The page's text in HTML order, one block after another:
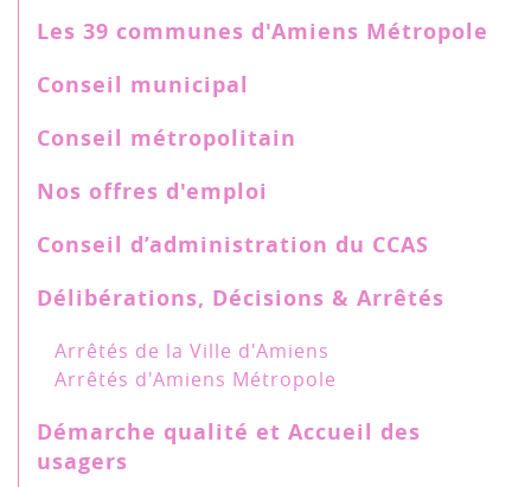
Les 39 communes d'Amiens Métropole
Conseil municipal
Conseil métropolitain
Nos offres d'emploi
Conseil d’administration du CCAS
Délibérations, Décisions & Arrêtés
Arrêtés de la Ville d'Amiens
Arrêtés d'Amiens Métropole
Démarche qualité et Accueil des
usagers